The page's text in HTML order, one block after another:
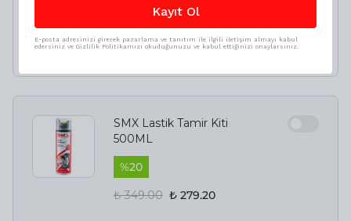
₺ 199.00 ₺ 99.00
SMX Lastik Tamir Kiti
500ML
%20
₺ 349.00 ₺ 279.20
Kayıt Ol
E-posta adresinizi girerek pazarlama ve tanıtım ile ilgili iletişim almayı kabul
edersiniz ve Gizlilik Politikamızı okuduğunuzu ve kabul ettiğinizi onaylarsınız.